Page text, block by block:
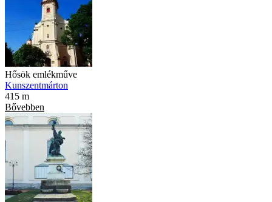
Hősök emlékműve
Kunszentmárton
415 m
Bővebben